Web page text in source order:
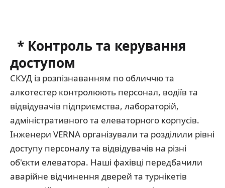
* Контроль та керування
доступом
СКУД із розпізнаванням по обличчю та
алкотестер контролюють персонал, водіїв та
відвідувачів підприємства, лабораторій,
адміністративного та елеваторного корпусів.
Інженери VERNA організували та розділили рівні
доступу персоналу та відвідувачів на різні
об'єкти елеватора. Наші фахівці передбачили
аварійне відчинення дверей та турнікетів